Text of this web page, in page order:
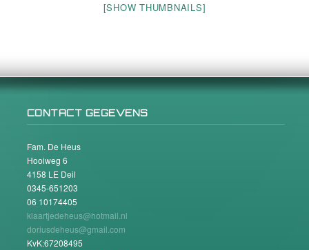
[SHOW THUMBNAILS]
CONTACT GEGEVENS
Fam. De Heus
Hooiweg 6
4158 LE Deil
0345-651203
06 10174405
klaartjedeheus@hotmail.nl
doriusdeheus@gmail.com
KvK:67208495